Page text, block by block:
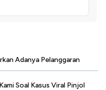
Adanya Pelanggaran
Soal Kasus Viral Pinjol